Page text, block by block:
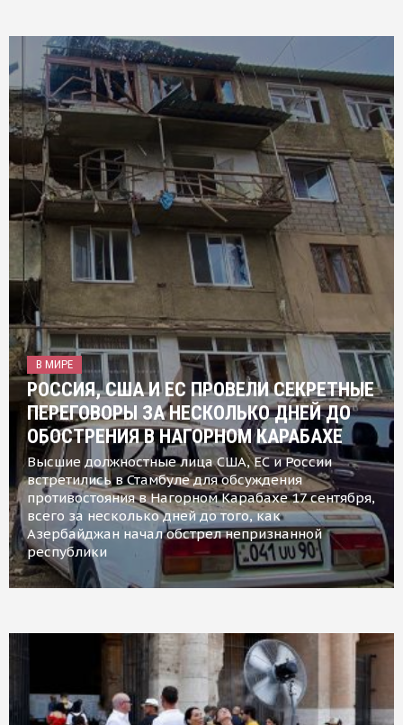
В МИРЕ
РОССИЯ, США И ЕС ПРОВЕЛИ СЕКРЕТНЫЕ
ПЕРЕГОВОРЫ ЗА НЕСКОЛЬКО ДНЕЙ ДО
ОБОСТРЕНИЯ В НАГОРНОМ КАРАБАХЕ
Высшие должностные лица США, ЕС и России
встретились в Стамбуле для обсуждения
противостояния в Нагорном Карабахе 17 сентября,
всего за несколько дней до того, как
Азербайджан начал обстрел непризнанной
республики